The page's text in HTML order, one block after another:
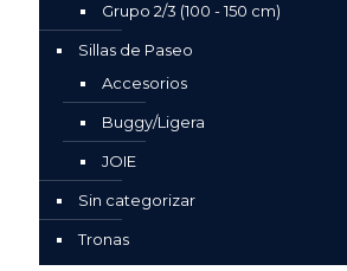
Grupo 2/3 (100 - 150 cm)
Sillas de Paseo
Accesorios
Buggy/Ligera
JOIE
Sin categorizar
Tronas